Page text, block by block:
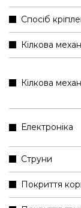
Спосіб
Кілкова
Кілкова
Електроніка
Струни
Покриття